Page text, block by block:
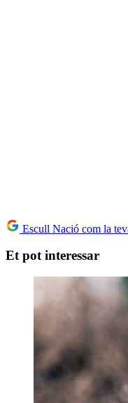
Escull Nació com la
Et pot interessar